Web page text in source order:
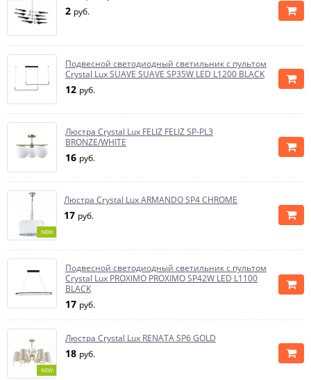
2 руб.
Подвесной светодиодный светильник с пультом
Crystal Lux SUAVE SUAVE SP35W LED L1200 BLACK
12 руб.
Люстра Crystal Lux FELIZ FELIZ SP-PL3
BRONZE/WHITE
16 руб.
NEW
Люстра Crystal Lux ARMANDO SP4 CHROME
17 руб.
Подвесной светодиодный светильник с пультом
Crystal Lux PROXIMO PROXIMO SP42W LED L1100
BLACK
17 руб.
NEW
Люстра Crystal Lux RENATA SP6 GOLD
18 руб.